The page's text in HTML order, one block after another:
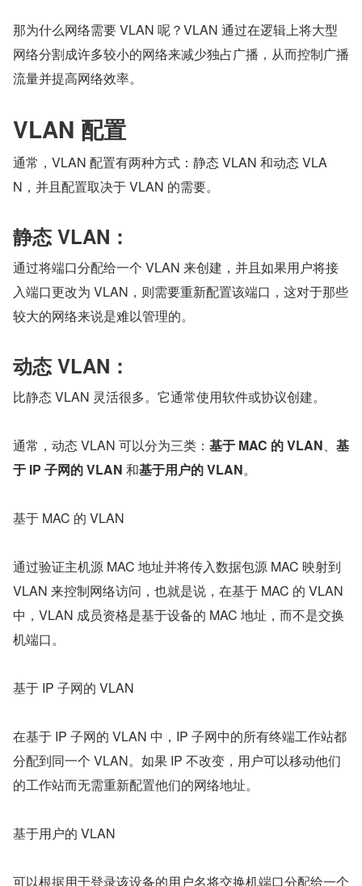
那为什么网络需要 VLAN 呢？VLAN 通过在逻辑上将大型
网络分割成许多较小的网络来减少独占广播，从而控制广播
流量并提高网络效率。
VLAN 配置
通常，VLAN 配置有两种方式：静态 VLAN 和动态 VLA
N，并且配置取决于 VLAN 的需要。
静态 VLAN：
通过将端口分配给一个 VLAN 来创建，并且如果用户将接
入端口更改为 VLAN，则需要重新配置该端口，这对于那些
较大的网络来说是难以管理的。
动态 VLAN：
比静态 VLAN 灵活很多。它通常使用软件或协议创建。
通常，动态 VLAN 可以分为三类： 基于 MAC 的 VLAN、 基
于 IP 子网的 VLAN 和基于用户的 VLAN。
基于 MAC 的 VLAN
通过验证主机源 MAC 地址并将传入数据包源 MAC 映射到
VLAN 来控制网络访问，也就是说，在基于 MAC 的 VLAN
中，VLAN 成员资格是基于设备的 MAC 地址，而不是交换
机端口。
基于 IP 子网的 VLAN
在基于 IP 子网的 VLAN 中，IP 子网中的所有终端工作站都
分配到同一个 VLAN。如果 IP 不改变，用户可以移动他们
的工作站而无需重新配置他们的网络地址。
基于用户的 VLAN
可以根据用于登录该设备的用户名将交换机端口分配给一个